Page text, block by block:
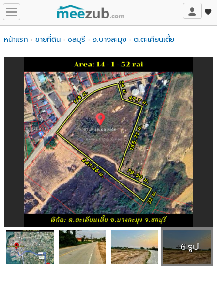
หน้าแรก ขายที่ดิน ชลบุรี อ.บางละมุง ต.ตะเคียนเตี้ย
+6 รูป